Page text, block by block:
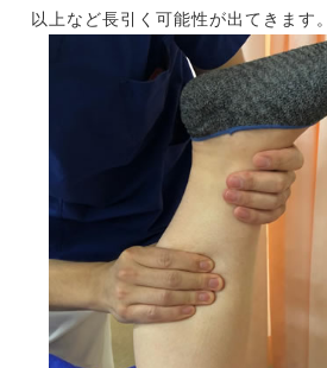
以上など長引く可能性が出てきます。